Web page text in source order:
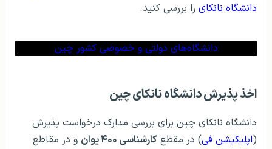
دانشگاه نانکای را بررسی کنید.
دانشگاه‌های دولتی و خصوصی کشور چین
اخذ پذیرش دانشگاه نانکای چین
دانشگاه نانکای چین برای بررسی مدارک درخواست پذیرش
(اپلیکیشن فی) در مقطع کارشناسی ۴۰۰ یوان
و در مقاطع